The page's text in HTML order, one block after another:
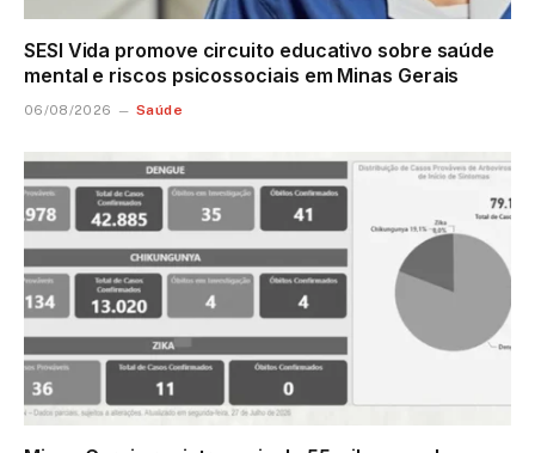
SESI Vida promove circuito educativo sobre saúde
mental e riscos psicossociais em Minas Gerais
06/08/2026 Saúde